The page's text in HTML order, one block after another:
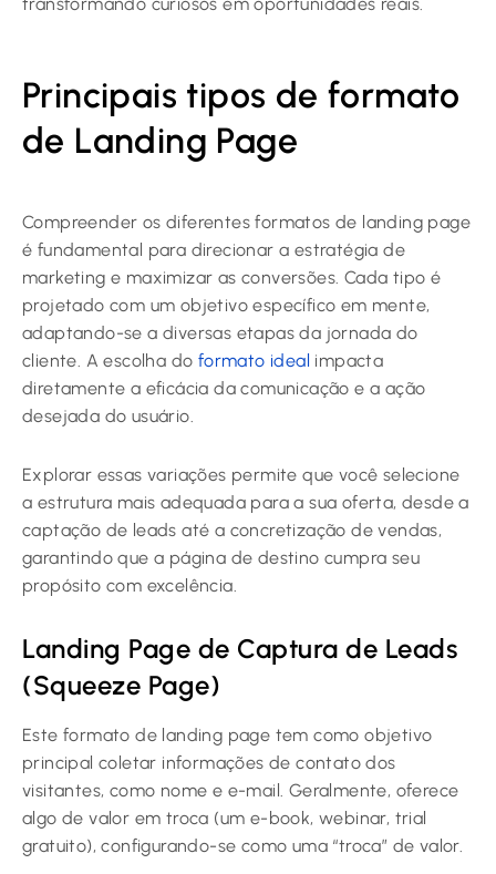
Principais tipos de formato
de Landing Page
Compreender os diferentes formatos de landing page
é fundamental para direcionar a estratégia de
marketing e maximizar as conversões. Cada tipo é
projetado com um objetivo específico em mente,
adaptando-se a diversas etapas da jornada do
cliente. A escolha do formato ideal impacta
diretamente a eficácia da comunicação e a ação
desejada do usuário.
Explorar essas variações permite que você selecione
a estrutura mais adequada para a sua oferta, desde a
captação de leads até a concretização de vendas,
garantindo que a página de destino cumpra seu
propósito com excelência.
Landing Page de Captura de Leads
(Squeeze Page)
Este formato de landing page tem como objetivo
principal coletar informações de contato dos
visitantes, como nome e e-mail. Geralmente, oferece
algo de valor em troca (um e-book, webinar, trial
gratuito), configurando-se como uma “troca” de valor.